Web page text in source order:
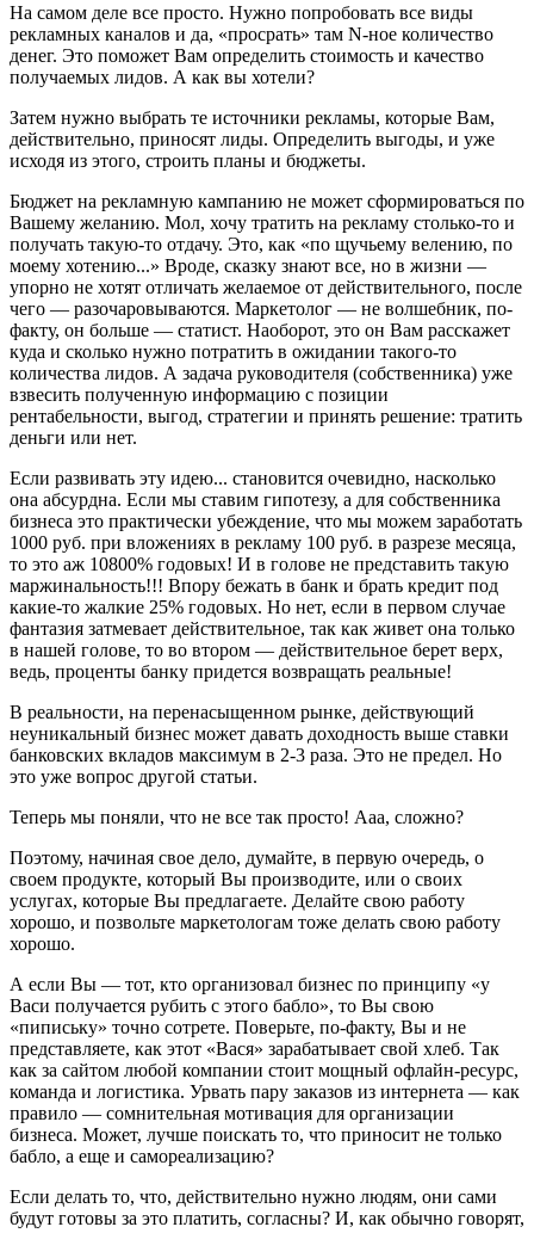
На самом деле все просто. Нужно попробовать все виды
рекламных каналов и да, «просрать» там N-ное количество
денег. Это поможет Вам определить стоимость и качество
получаемых лидов. А как вы хотели?
Затем нужно выбрать те источники рекламы, которые Вам,
действительно, приносят лиды. Определить выгоды, и уже
исходя из этого, строить планы и бюджеты.
Бюджет на рекламную кампанию не может сформироваться по
Вашему желанию. Мол, хочу тратить на рекламу столько-то и
получать такую-то отдачу. Это, как «по щучьему велению, по
моему хотению...» Вроде, сказку знают все, но в жизни —
упорно не хотят отличать желаемое от действительного, после
чего — разочаровываются. Маркетолог — не волшебник, по-
факту, он больше — статист. Наоборот, это он Вам расскажет
куда и сколько нужно потратить в ожидании такого-то
количества лидов. А задача руководителя (собственника) уже
взвесить полученную информацию с позиции
рентабельности, выгод, стратегии и принять решение: тратить
деньги или нет.
Если развивать эту идею... становится очевидно, насколько
она абсурдна. Если мы ставим гипотезу, а для собственника
бизнеса это практически убеждение, что мы можем заработать
1000 руб. при вложениях в рекламу 100 руб. в разрезе месяца,
то это аж 10800% годовых! И в голове не представить такую
маржинальность!!! Впору бежать в банк и брать кредит под
какие-то жалкие 25% годовых. Но нет, если в первом случае
фантазия затмевает действительное, так как живет она только
в нашей голове, то во втором — действительное берет верх,
ведь, проценты банку придется возвращать реальные!
В реальности, на перенасыщенном рынке, действующий
неуникальный бизнес может давать доходность выше ставки
банковских вкладов максимум в 2-3 раза. Это не предел. Но
это уже вопрос другой статьи.
Теперь мы поняли, что не все так просто! Ааа, сложно?
Поэтому, начиная свое дело, думайте, в первую очередь, о
своем продукте, который Вы производите, или о своих
услугах, которые Вы предлагаете. Делайте свою работу
хорошо, и позвольте маркетологам тоже делать свою работу
хорошо.
А если Вы — тот, кто организовал бизнес по принципу «у
Васи получается рубить с этого бабло», то Вы свою
«пипиську» точно сотрете. Поверьте, по-факту, Вы и не
представляете, как этот «Вася» зарабатывает свой хлеб. Так
как за сайтом любой компании стоит мощный офлайн-ресурс,
команда и логистика. Урвать пару заказов из интернета — как
правило — сомнительная мотивация для организации
бизнеса. Может, лучше поискать то, что приносит не только
бабло, а еще и самореализацию?
Если делать то, что, действительно нужно людям, они сами
будут готовы за это платить, согласны? И, как обычно говорят,